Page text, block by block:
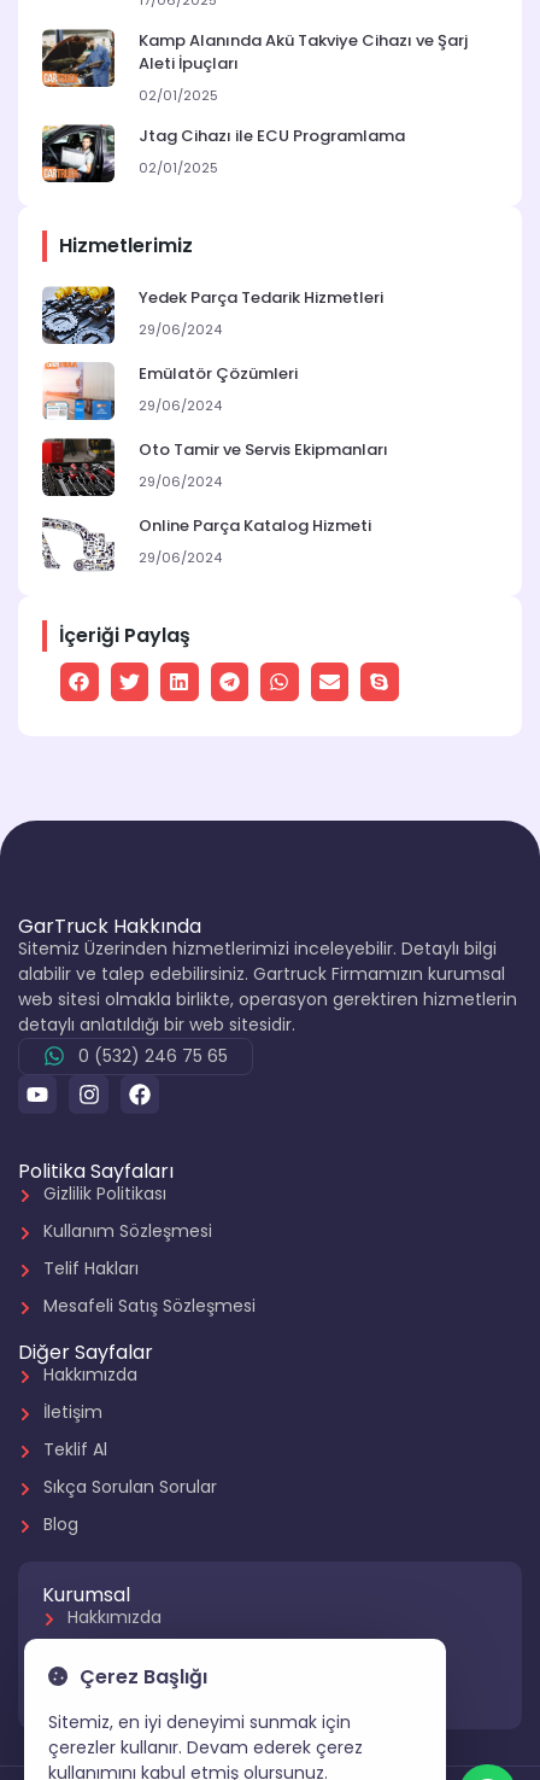
Kamp Alanında Akü Takviye Cihazı ve Şarj
Aleti İpuçları
02/01/2025
Jtag Cihazı ile ECU Programlama
02/01/2025
Hizmetlerimiz
Yedek Parça Tedarik Hizmetleri
29/06/2024
Emülatör Çözümleri
29/06/2024
Oto Tamir ve Servis Ekipmanları
29/06/2024
Online Parça Katalog Hizmeti
29/06/2024
İçeriği Paylaş
GarTruck Hakkında
Sitemiz Üzerinden hizmetlerimizi inceleyebilir. Detaylı bilgi
alabilir ve talep edebilirsiniz. Gartruck Firmamızın kurumsal
web sitesi olmakla birlikte, operasyon gerektiren hizmetlerin
detaylı anlatıldığı bir web sitesidir.
0 (532) 246 75 65
Politika Sayfaları
Gizlilik Politikası
Kullanım Sözleşmesi
Telif Hakları
Mesafeli Satış Sözleşmesi
Diğer Sayfalar
Hakkımızda
İletişim
Teklif Al
Sıkça Sorulan Sorular
Blog
Kurumsal
Hakkımızda
Hizmetlerimiz
Çerez Başlığı
Sitemiz, en iyi deneyimi sunmak için
çerezler kullanır. Devam ederek çerez
kullanımını kabul etmiş olursunuz.